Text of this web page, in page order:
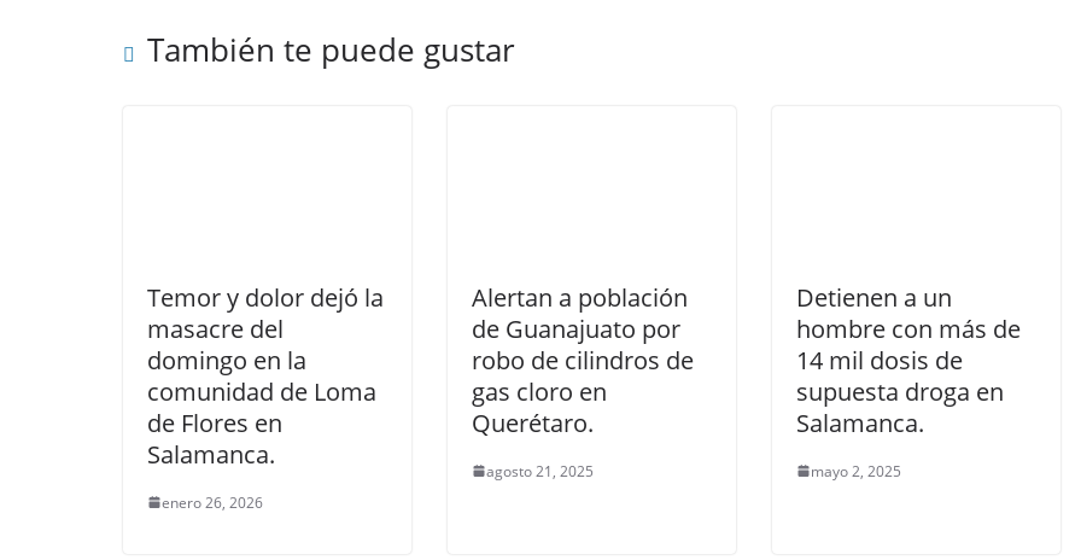
También te puede gustar
Temor y dolor dejó la
masacre del
domingo en la
comunidad de Loma
de Flores en
Salamanca.
enero 26, 2026
Alertan a población
de Guanajuato por
robo de cilindros de
gas cloro en
Querétaro.
agosto 21, 2025
Detienen a un
hombre con más de
14 mil dosis de
supuesta droga en
Salamanca.
mayo 2, 2025